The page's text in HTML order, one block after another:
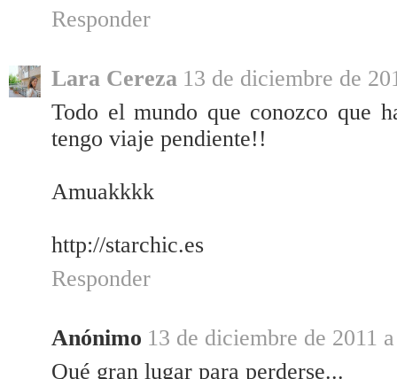
Responder
Lara Cereza 13 de diciembre de
Todo el mundo que conozco que
tengo viaje pendiente!!
Amuakkkk
http://starchic.es
Responder
Anónimo 13 de diciembre de 2011
Qué gran lugar para perderse...